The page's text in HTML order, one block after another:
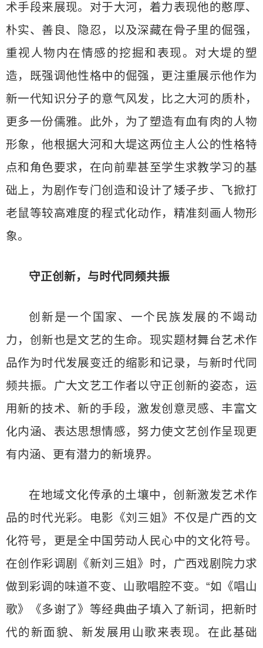
术手段来展现。对于大河，着力表现他的憨厚、
朴实、善良、隐忍，以及深藏在骨子里的倔强，
重视人物内在情感的挖掘和表现。对大堤的塑
造，既强调他性格中的倔强，更注重展示他作为
新一代知识分子的意气风发，比之大河的质朴，
更多一份儒雅。此外，为了塑造有血有肉的人物
形象，他根据大河和大堤这两位主人公的性格特
点和角色要求，在向前辈甚至学生求教学习的基
础上，为剧作专门创造和设计了矮子步、飞掀打
老鼠等较高难度的程式化动作，精准刻画人物形
象。
守正创新，与时代同频共振
创新是一个国家、一个民族发展的不竭动
力，创新也是文艺的生命。现实题材舞台艺术作
品作为时代发展变迁的缩影和记录，与新时代同
频共振。广大文艺工作者以守正创新的姿态，运
用新的技术、新的手段，激发创意灵感、丰富文
化内涵、表达思想情感，努力使文艺创作呈现更
有内涵、更有潜力的新境界。
在地域文化传承的土壤中，创新激发艺术作
品的时代光彩。电影《刘三姐》不仅是广西的文
化符号，更是全中国劳动人民心中的文化符号。
在创作彩调剧《新刘三姐》时，广西戏剧院力求
做到彩调的味道不变、山歌唱腔不变。“如《唱山
歌》《多谢了》等经典曲子填入了新词，把新时
代的新面貌、新发展用山歌来表现。在此基础